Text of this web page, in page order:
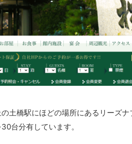
土橋駅にほどの場所にあるリーズ
台分有しています。